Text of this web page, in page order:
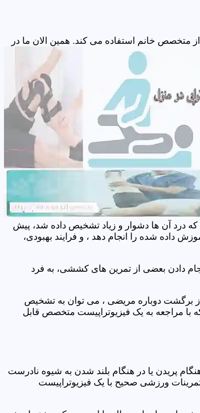
متخصص خانم استفاده می کند. همین الان ما در
درد آن ها دشوار و زیاد تشخیص داده شد، پیش
داده شده را انجام دهد ، و فرایند بهبودی،
دادن بعضی از تمرین های کششی، به فرد
از برگشت دوباره مریضی ، می توان به تشخیص
مراجعه به یک فیزیوتراپیست متخصص قابل
پریدن یا در هنگام بلند شدن به شیوه نادرست
ورزشی صحیح با یک فیزیوتراپیست